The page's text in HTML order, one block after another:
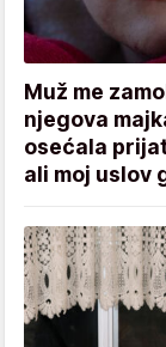
Muž me
njegova
osećala
ali moj uslov